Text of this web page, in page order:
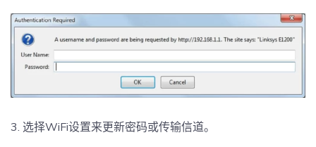
3. 选择WiFi设置来更新密码或传输信道。